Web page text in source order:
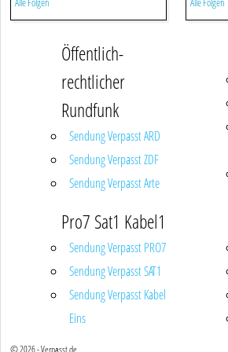
Öffentlich-
rechtlicher
Rundfunk
Sendung Verpasst ARD
Sendung Verpasst ZDF
Sendung Verpasst Arte
Pro7 Sat1 Kabel1
Sendung Verpasst PRO7
Sendung Verpasst SAT1
Sendung Verpasst Kabel
Eins
© 2026 - Verpasst.de